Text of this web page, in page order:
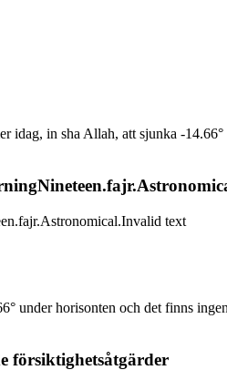
idag, in sha Allah, att sjunka -
text
under horisonten och det finns
försiktighetsåtgärder